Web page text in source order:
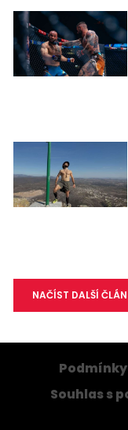
NAČÍST DALŠÍ
Souhlas s